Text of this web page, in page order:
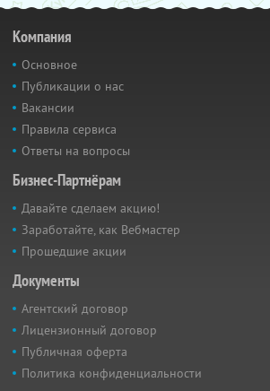
Компания
Основное
Публикации о нас
Вакансии
Правила сервиса
Ответы на вопросы
Бизнес-Партнёрам
Давайте сделаем акцию!
Заработайте, как Вебмастер
Прошедшие акции
Документы
Агентский договор
Лицензионный договор
Публичная оферта
Политика конфиденциальности